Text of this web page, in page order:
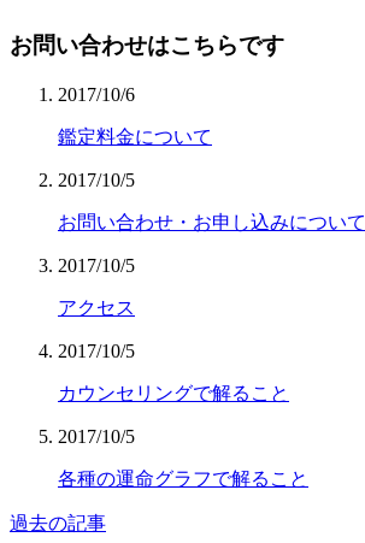
お問い合わせはこちらです
2017/10/6
鑑定料金について
2017/10/5
お問い合わせ・お申し込みについて
2017/10/5
アクセス
2017/10/5
カウンセリングで解ること
2017/10/5
各種の運命グラフで解ること
過去の記事